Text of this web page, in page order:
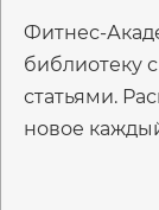
Фитнес-
библиотеку
статьями.
новое